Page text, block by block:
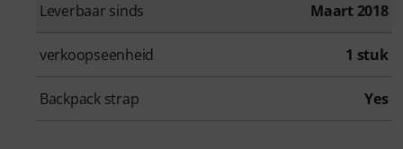
Leverbaar sinds Maart 2018
verkoopseenheid 1 stuk
Backpack strap Yes